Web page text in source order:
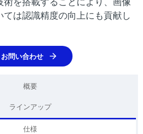
は認識精度の向上にも貢献し
お問い合わせ
概要
ラインアップ
仕様